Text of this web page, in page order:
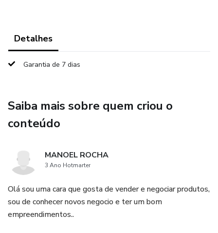
Detalhes
Garantia de 7 dias
Saiba mais sobre quem criou o
conteúdo
MANOEL ROCHA
3 Ano Hotmarter
Olá sou uma cara que gosta de vender e negociar produtos,
sou de conhecer novos negocio e ter um bom
empreendimentos..